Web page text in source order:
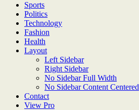
Sports
Politics
Technology
Fashion
Health
Layout
Left Sidebar
Right Sidebar
No Sidebar Full Width
No Sidebar Content Centered
Contact
View Pro